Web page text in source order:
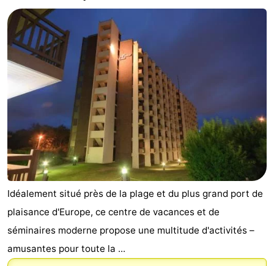
Idéalement situé près de la plage et du plus grand port de
plaisance d'Europe, ce centre de vacances et de
séminaires moderne propose une multitude d'activités –
amusantes pour toute la ...